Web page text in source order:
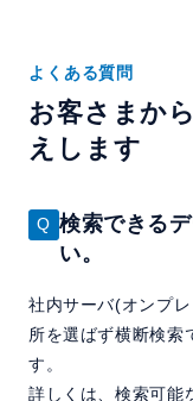
よくある質問
お客さまか
えします
検索できる
い。
社内サーバ(オンプ
所を選ばず横断検索
す。
詳しくは、検索可能